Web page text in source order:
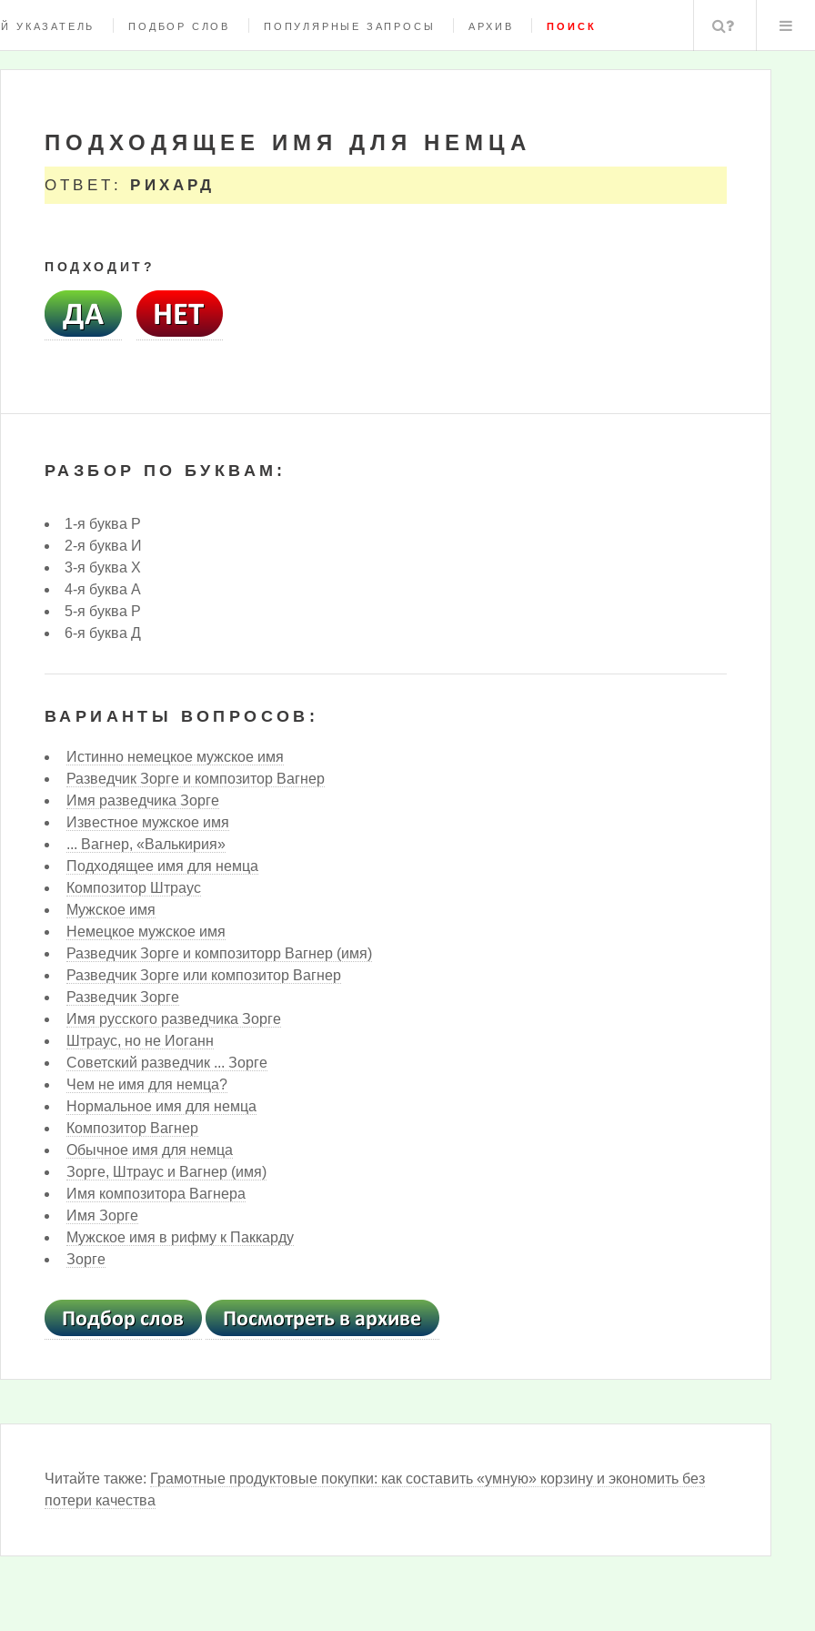
УКАЗАТЕЛЬ ПОДБОР СЛОВ ПОПУЛЯРНЫЕ ЗАПРОСЫ АРХИВ ПОИСК Поиск
ПОДХОДЯЩЕЕ ИМЯ ДЛЯ НЕМЦА
ОТВЕТ: РИХАРД
ПОДХОДИТ?
РАЗБОР ПО БУКВАМ:
1-я буква Р
2-я буква И
3-я буква Х
4-я буква А
5-я буква Р
6-я буква Д
ВАРИАНТЫ ВОПРОСОВ:
Истинно немецкое мужское имя
Разведчик Зорге и композитор Вагнер
Имя разведчика Зорге
Известное мужское имя
... Вагнер, «Валькирия»
Подходящее имя для немца
Композитор Штраус
Мужское имя
Немецкое мужское имя
Разведчик Зорге и композиторр Вагнер (имя)
Разведчик Зорге или композитор Вагнер
Разведчик Зорге
Имя русского разведчика Зорге
Штраус, но не Иоганн
Советский разведчик ... Зорге
Чем не имя для немца?
Нормальное имя для немца
Композитор Вагнер
Обычное имя для немца
Зорге, Штраус и Вагнер (имя)
Имя композитора Вагнера
Имя Зорге
Мужское имя в рифму к Паккарду
Зорге
Читайте также: Грамотные продуктовые покупки: как составить «умную» корзину и экономить без
потери качества